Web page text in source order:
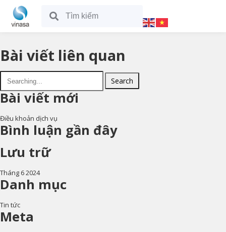
Bài viết liên quan
Search
Bài viết mới
Điều khoản dịch vụ
Bình luận gần đây
Lưu trữ
Tháng 6 2024
Danh mục
Tin tức
Meta